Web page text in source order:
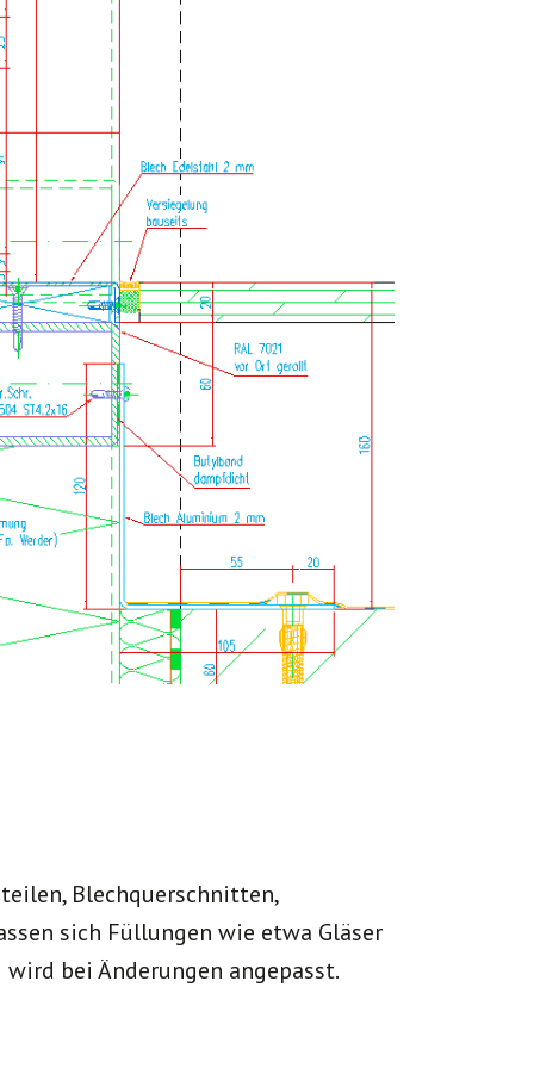
Blechquerschnitten,
sich Füllungen wie etwa Gläser
bei Änderungen angepasst.